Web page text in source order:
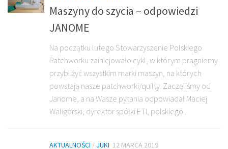
Maszyny do szycia – odpowiedzi
JANOME
Na początku lutego Stowarzyszenie Polskiego
Patchworku zainicjowało cykl, w którym pragniemy
przybliżyć wszystkim marki maszyn, na których
powstają nasze patchworki/quilty. Zaczęliśmy od
Janome, a na Wasze pytania odpowiadał Maciej
Waligórski, dyrektor spółki ETI, polskiego...
AKTUALNOŚCI / JUKI 12 MARCA 2019